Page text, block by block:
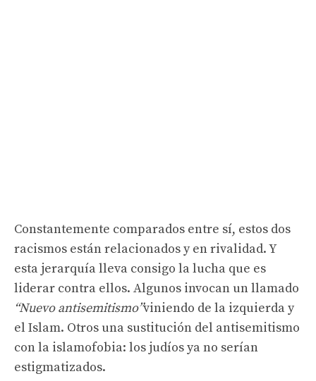
Constantemente comparados entre sí, estos dos
racismos están relacionados y en rivalidad. Y
esta jerarquía lleva consigo la lucha que es
liderar contra ellos. Algunos invocan un llamado
“Nuevo antisemitismo”viniendo de la izquierda y
el Islam. Otros una sustitución del antisemitismo
con la islamofobia: los judíos ya no serían
estigmatizados.